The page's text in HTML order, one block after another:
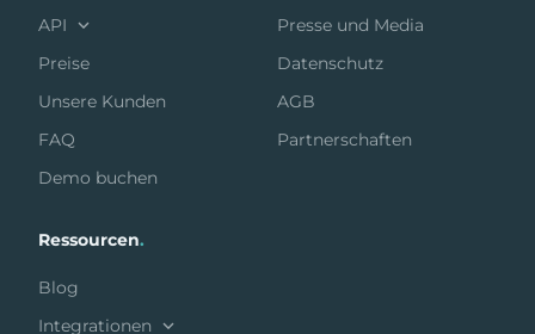
API
Preise
Unsere Kunden
FAQ
Demo buchen
Presse und Media
Datenschutz
AGB
Partnerschaften
Ressourcen.
Blog
Integrationen